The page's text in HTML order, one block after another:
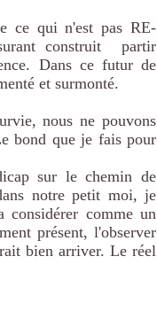
ce qui n'est pas RE-
construit partir
Dans ce futur de
et surmonté.
nous ne pouvons
bond que je fais pour
sur le chemin de
notre petit moi, je
comme un
présent, l'observer
bien arriver. Le réel